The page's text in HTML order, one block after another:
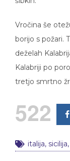
Vročina še
borijo s požari.
deželah
Kalabriji po
tretjo smrtno
522
italija, sicilija,